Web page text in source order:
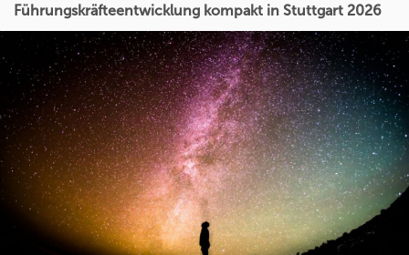
Führungskräfteentwicklung kompakt in Stuttgart 2026